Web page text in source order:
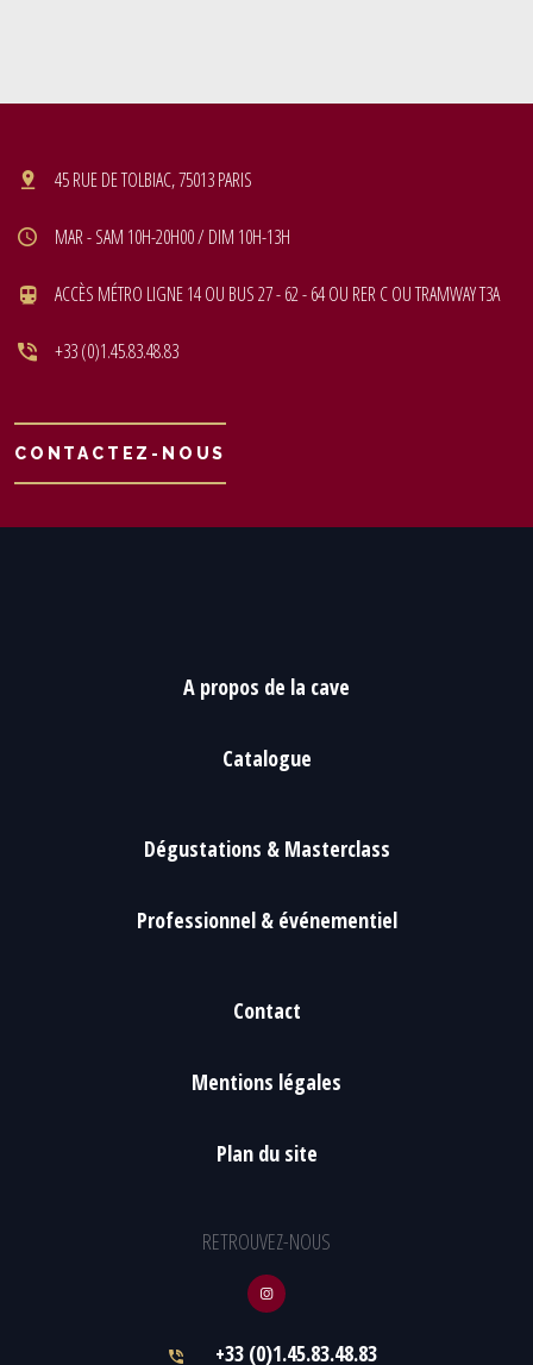
45 RUE DE TOLBIAC, 75013 PARIS
MAR - SAM 10H-20H00 / DIM 10H-13H
ACCÈS MÉTRO LIGNE 14 OU BUS 27 - 62 - 64 OU RER C OU TRAMWAY T3A
+33 (0)1.45.83.48.83
CONTACTEZ-NOUS
A propos de la cave
Catalogue
Dégustations & Masterclass
Professionnel & événementiel
Contact
Mentions légales
Plan du site
RETROUVEZ-NOUS
+33 (0)1.45.83.48.83